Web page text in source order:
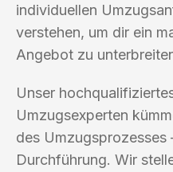
individuellen
verstehen, um dir ein
Angebot zu
Unser
Umzugsexperten
des Umzugsprozesses
Durchführung. Wir